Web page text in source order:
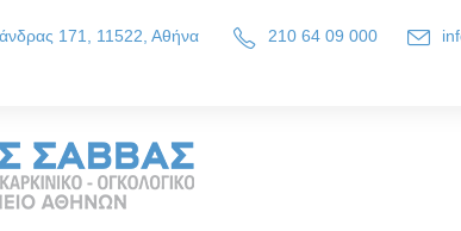
171, 11522, Αθήνα 210 64 09 000